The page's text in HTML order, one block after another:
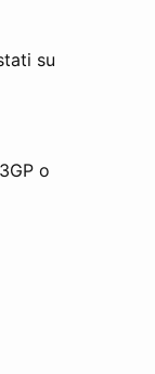
su
o